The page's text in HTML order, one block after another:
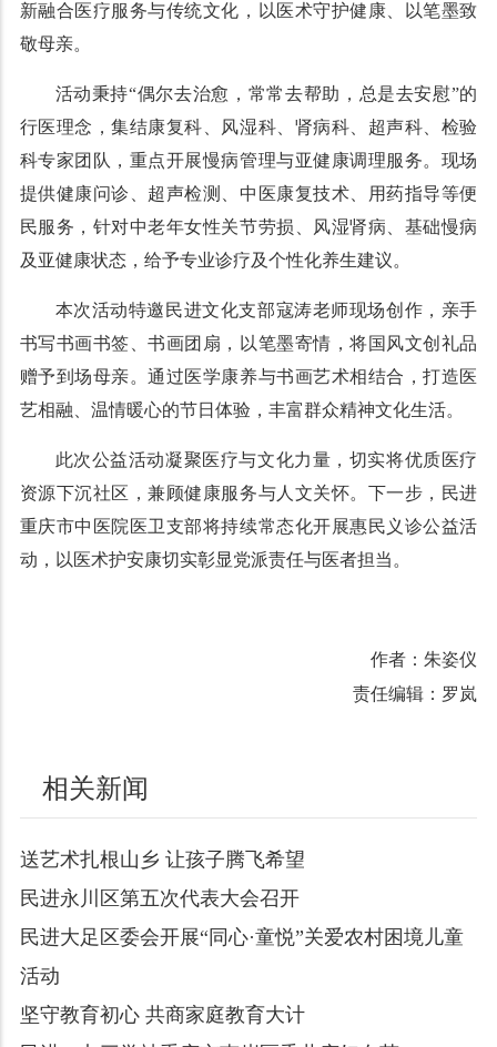
新融合医疗服务与传统文化，以医术守护健康、以笔墨致
敬母亲。
活动秉持“偶尔去治愈，常常去帮助，总是去安慰”的
行医理念，集结康复科、风湿科、肾病科、超声科、检验
科专家团队，重点开展慢病管理与亚健康调理服务。现场
提供健康问诊、超声检测、中医康复技术、用药指导等便
民服务，针对中老年女性关节劳损、风湿肾病、基础慢病
及亚健康状态，给予专业诊疗及个性化养生建议。
本次活动特邀民进文化支部寇涛老师现场创作，亲手
书写书画书签、书画团扇，以笔墨寄情，将国风文创礼品
赠予到场母亲。通过医学康养与书画艺术相结合，打造医
艺相融、温情暖心的节日体验，丰富群众精神文化生活。
此次公益活动凝聚医疗与文化力量，切实将优质医疗
资源下沉社区，兼顾健康服务与人文关怀。下一步，民进
重庆市中医院医卫支部将持续常态化开展惠民义诊公益活
动，以医术护安康切实彰显党派责任与医者担当。
作者：朱姿仪
责任编辑：罗岚
相关新闻
送艺术扎根山乡 让孩子腾飞希望
民进永川区第五次代表大会召开
民进大足区委会开展“同心·童悦”关爱农村困境儿童
活动
坚守教育初心 共商家庭教育大计